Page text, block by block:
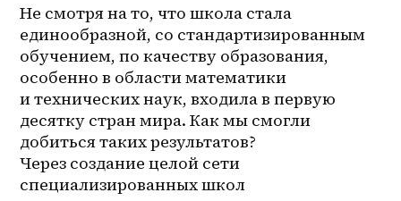
Не смотря на то, что школа стала
единообразной, со стандартизированным
обучением, по качеству образования,
особенно в области математики
и технических наук, входила в первую
десятку стран мира. Как мы смогли
добиться таких результатов?
Через создание целой сети
специализированных школ